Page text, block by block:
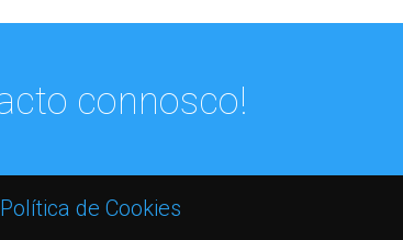
connosco!
Política de Cookies